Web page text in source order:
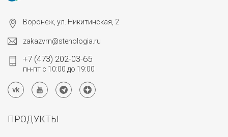
Воронеж, ул. Никитинская, 2
zakazvrn@stenologia.ru
+7 (473) 202-03-65
пн-пт с 10:00 до 19:00
ПРОДУКТЫ